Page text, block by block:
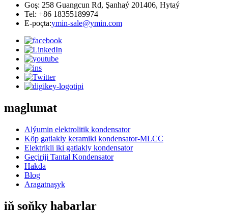
Goş: 258 Guangcun Rd, Şanhaý 201406, Hytaý
Tel: +86 18355189974
E-poçta:ymin-sale@ymin.com
maglumat
Alýumin elektrolitik kondensator
Köp gatlakly keramiki kondensator-MLCC
Elektrikli iki gatlakly kondensator
Geçiriji Tantal Kondensator
Hakda
Blog
Aragatnaşyk
iň soňky habarlar